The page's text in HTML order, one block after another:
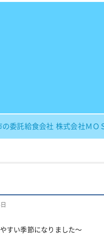
委託給食会社 株式会社ＭＯ
すい季節になりました～